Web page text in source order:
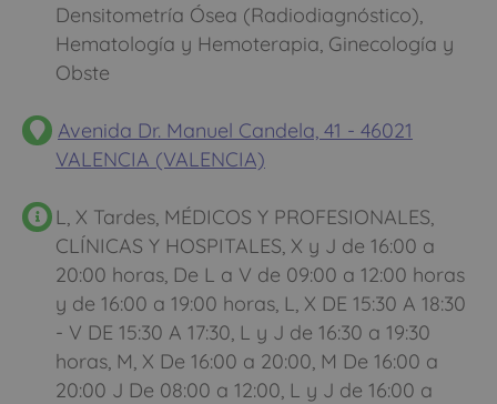
Densitometría Ósea (Radiodiagnóstico),
Hematología y Hemoterapia, Ginecología y
Obste
Avenida Dr. Manuel Candela, 41 - 46021
VALENCIA (VALENCIA)
L, X Tardes, MÉDICOS Y PROFESIONALES,
CLÍNICAS Y HOSPITALES, X y J de 16:00 a
20:00 horas, De L a V de 09:00 a 12:00 horas
y de 16:00 a 19:00 horas, L, X DE 15:30 A 18:30
- V DE 15:30 A 17:30, L y J de 16:30 a 19:30
horas, M, X De 16:00 a 20:00, M De 16:00 a
20:00 J De 08:00 a 12:00, L y J de 16:00 a